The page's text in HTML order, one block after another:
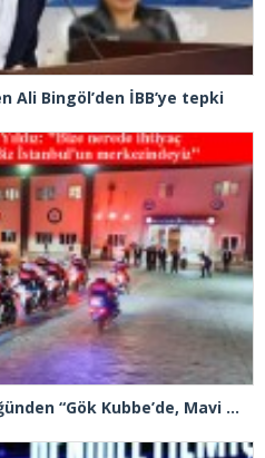
Ali Bingöl’den İBB’ye tepki
İstanbul Emniyet Müdürlüğünden “Gök Kubbe’de, Mavi Vatan’da, Şanlı Topraklarda: İstanbul Emniyeti Her Yerde” paylaşımı